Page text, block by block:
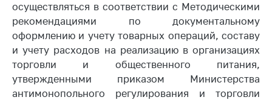
Идеологическая
работа
Официальные
геральдические
символы
5 лет МАРТ
осуществляться в соответствии с Методическими
рекомендациями по документальному
оформлению и учету товарных операций, составу
и учету расходов на реализацию в организациях
торговли и общественного питания,
утвержденными приказом Министерства
антимонопольного регулирования и торговли